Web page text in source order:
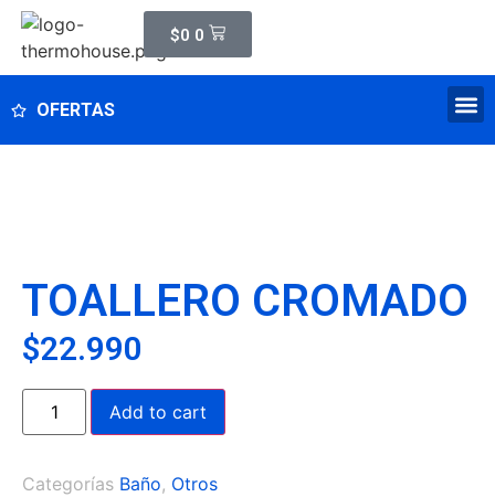
$0 0
OFERTAS
TOALLERO CROMADO
$22.990
Add to cart
Categorías Baño, Otros